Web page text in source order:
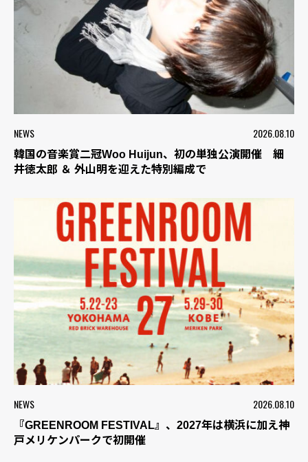
NEWS 2026.08.10
韓国の音楽賞二冠Woo Huijun、初の単独公演開催 細
井徳太郎 ＆ 外山明を迎えた特別編成で
NEWS 2026.08.10
『GREENROOM FESTIVAL』、2027年は横浜に加え神
戸メリケンパークで初開催